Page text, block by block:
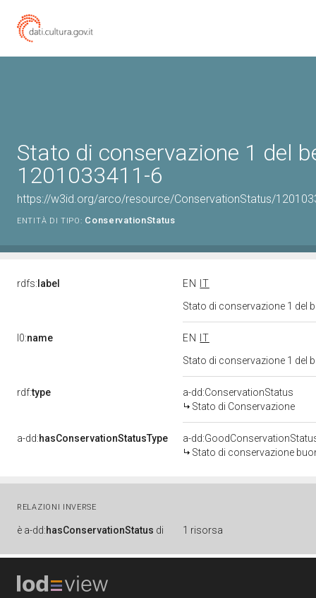
Stato di conservazione 1 del
1201033411-6
https://w3id.org/arco/resource/ConservationStatus/
ENTITÀ DI TIPO: ConservationStatus
rdfs: label EN
IT
Stato di conservazione 1 del
l0:name EN
IT
Stato di conservazione 1 del
rdf:type
a-dd:ConservationStatus
Stato di Conservazione
a-dd:hasConservationStatusType
a-
Stato di conservazione
RELAZIONI INVERSE
è a-dd:hasConservationStatus di 1 risorsa